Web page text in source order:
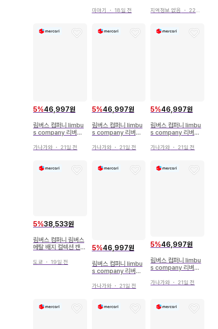
미야기 ・ 18일 전 지역정보 없음 ・ 22일 전
5%46,997원
림버스 컴퍼니 limbu
s company 리버서
가나가와 ・ 21일 전
5%46,997원
림버스 컴퍼니 limbu
s company 리버서
가나가와・ 21일 전
5%46,997원
림버스 컴퍼니 limbu
s company 리버서
가나가와 ・ 21일 전
5%38,533원
림버스 컴퍼니 림버스
메탈 배지 컬렉션 캔뱃
도쿄 ・ 19일 전
5%46,997원
림버스 컴퍼니 limbu
s company 리버서
가나가와・ 21일 전
5%46,997원
림버스 컴퍼니 limbu
s company 리버서
가나가와 ・ 21일 전